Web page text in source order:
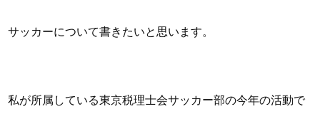
サッカーについて書きたいと思います。
私が所属している東京税理士会サッカー部の今年の活動で